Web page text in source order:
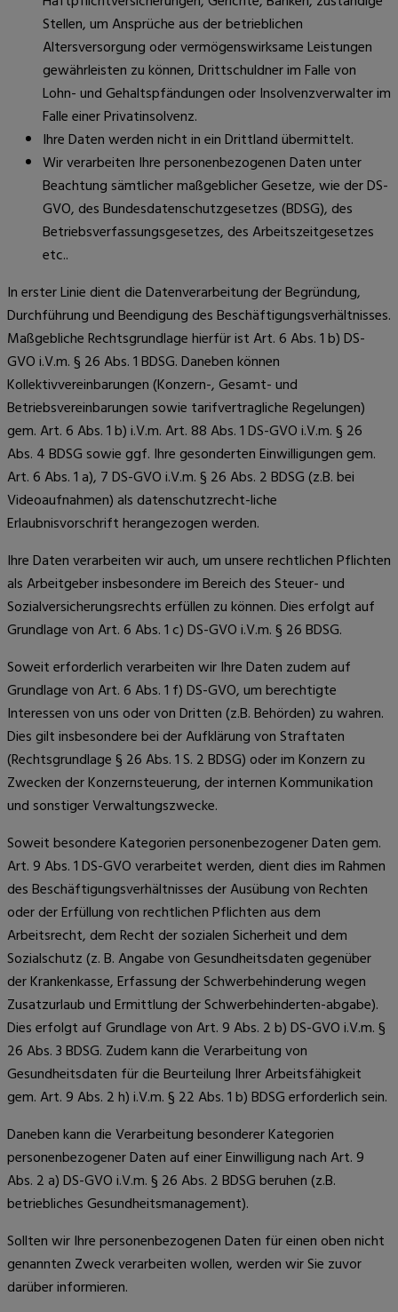
Stellen, um Ansprüche aus der betrieblichen
Altersversorgung oder vermögenswirksame Leistungen
gewährleisten zu können, Drittschuldner im Falle von
Lohn- und Gehaltspfändungen oder Insolvenzverwalter im
Falle einer Privatinsolvenz.
Ihre Daten werden nicht in ein Drittland übermittelt.
Wir verarbeiten Ihre personenbezogenen Daten unter
Beachtung sämtlicher maßgeblicher Gesetze, wie der DS-
GVO, des Bundesdatenschutzgesetzes (BDSG), des
Betriebsverfassungsgesetzes, des Arbeitszeitgesetzes
etc..
In erster Linie dient die Datenverarbeitung der Begründung,
Durchführung und Beendigung des Beschäftigungsverhältnisses.
Maßgebliche Rechtsgrundlage hierfür ist Art. 6 Abs. 1 b) DS-
GVO i.V.m. § 26 Abs. 1 BDSG. Daneben können
Kollektivvereinbarungen (Konzern-, Gesamt- und
Betriebsvereinbarungen sowie tarifvertragliche Regelungen)
gem. Art. 6 Abs. 1 b) i.V.m. Art. 88 Abs. 1 DS-GVO i.V.m. § 26
Abs. 4 BDSG sowie ggf. Ihre gesonderten Einwilligungen gem.
Art. 6 Abs. 1 a), 7 DS-GVO i.V.m. § 26 Abs. 2 BDSG (z.B. bei
Videoaufnahmen) als datenschutzrecht-liche
Erlaubnisvorschrift herangezogen werden.
Ihre Daten verarbeiten wir auch, um unsere rechtlichen Pflichten
als Arbeitgeber insbesondere im Bereich des Steuer- und
Sozialversicherungsrechts erfüllen zu können. Dies erfolgt auf
Grundlage von Art. 6 Abs. 1 c) DS-GVO i.V.m. § 26 BDSG.
Soweit erforderlich verarbeiten wir Ihre Daten zudem auf
Grundlage von Art. 6 Abs. 1 f) DS-GVO, um berechtigte
Interessen von uns oder von Dritten (z.B. Behörden) zu wahren.
Dies gilt insbesondere bei der Aufklärung von Straftaten
(Rechtsgrundlage § 26 Abs. 1 S. 2 BDSG) oder im Konzern zu
Zwecken der Konzernsteuerung, der internen Kommunikation
und sonstiger Verwaltungszwecke.
Soweit besondere Kategorien personenbezogener Daten gem.
Art. 9 Abs. 1 DS-GVO verarbeitet werden, dient dies im Rahmen
des Beschäftigungsverhältnisses der Ausübung von Rechten
oder der Erfüllung von rechtlichen Pflichten aus dem
Arbeitsrecht, dem Recht der sozialen Sicherheit und dem
Sozialschutz (z. B. Angabe von Gesundheitsdaten gegenüber
der Krankenkasse, Erfassung der Schwerbehinderung wegen
Zusatzurlaub und Ermittlung der Schwerbehinderten-abgabe).
Dies erfolgt auf Grundlage von Art. 9 Abs. 2 b) DS-GVO i.V.m. §
26 Abs. 3 BDSG. Zudem kann die Verarbeitung von
Gesundheitsdaten für die Beurteilung Ihrer Arbeitsfähigkeit
gem. Art. 9 Abs. 2 h) i.V.m. § 22 Abs. 1 b) BDSG erforderlich sein.
Daneben kann die Verarbeitung besonderer Kategorien
personenbezogener Daten auf einer Einwilligung nach Art. 9
Abs. 2 a) DS-GVO i.V.m. § 26 Abs. 2 BDSG beruhen (z.B.
betriebliches Gesundheitsmanagement).
Sollten wir Ihre personenbezogenen Daten für einen oben nicht
genannten Zweck verarbeiten wollen, werden wir Sie zuvor
darüber informieren.